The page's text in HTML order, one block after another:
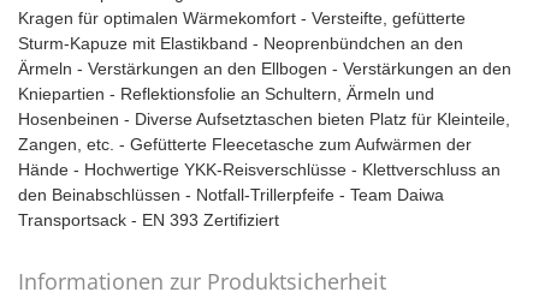
Kragen für optimalen Wärmekomfort - Versteifte, gefütterte
Sturm-Kapuze mit Elastikband - Neoprenbündchen an den
Ärmeln - Verstärkungen an den Ellbogen - Verstärkungen an den
Kniepartien - Reflektionsfolie an Schultern, Ärmeln und
Hosenbeinen - Diverse Aufsetztaschen bieten Platz für Kleinteile,
Zangen, etc. - Gefütterte Fleecetasche zum Aufwärmen der
Hände - Hochwertige YKK-Reisverschlüsse - Klettverschluss an
den Beinabschlüssen - Notfall-Trillerpfeife - Team Daiwa
Transportsack - EN 393 Zertifiziert
Informationen zur Produktsicherheit